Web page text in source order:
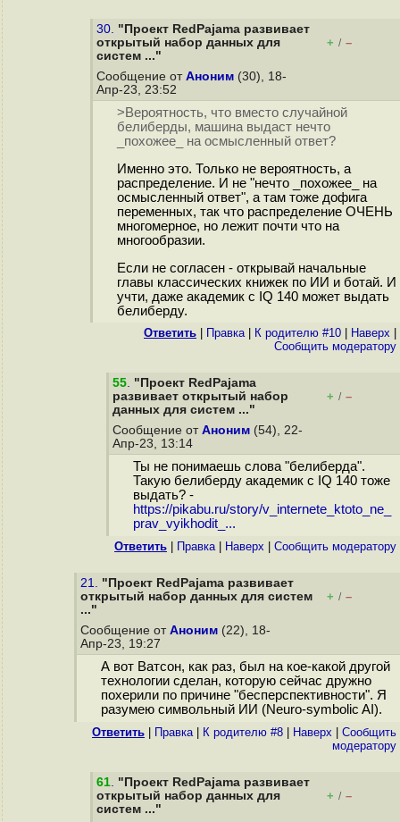
30. "Проект RedPajama развивает
открытый набор данных для
систем ..."
+ / –
Сообщение от Аноним (30), 18-
Апр-23, 23:52
>Вероятность, что вместо случайной
белиберды, машина выдаст нечто
_похожее_ на осмысленный ответ?
Именно это. Только не вероятность, а
распределение. И не "нечто _похожее_ на
осмысленный ответ", а там тоже дофига
переменных, так что распределение ОЧЕНЬ
многомерное, но лежит почти что на
многообразии.
Если не согласен - открывай начальные
главы классических книжек по ИИ и ботай. И
учти, даже академик с IQ 140 может выдать
белиберду.
Ответить Правка| К родителю #10 Наверх
Cообщить модератору
55. "Проект RedPajama
развивает открытый набор
данных для систем ..."
+ / –
Сообщение от Аноним (54), 22-
Апр-23, 13:14
Ты не понимаешь слова "белиберда".
Такую белиберду академик с IQ 140 тоже
выдать? -
https://pikabu.ru/story/v_internete_ktoto_ne_
prav_vyikhodit_...
Ответить Правка| Наверх Cообщить модератору
21. "Проект RedPajama развивает
открытый набор данных для систем
..."
+ / –
Сообщение от Аноним (22), 18-
Апр-23, 19:27
А вот Ватсон, как раз, был на кое-какой другой
технологии сделан, которую сейчас дружно
похерили по причине "бесперспективности". Я
разумею символьный ИИ (Neuro-symbolic AI).
Ответить Правка| К родителю #8 Наверх
Cообщить
модератору
61. "Проект RedPajama развивает
открытый набор данных для
систем ..."
+ / –